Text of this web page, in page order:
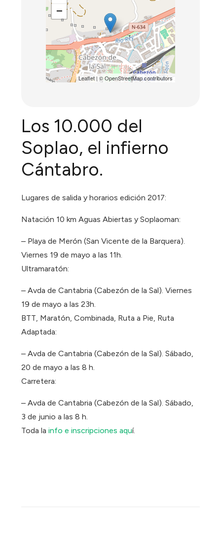
−
Leaflet| ©OpenStreetMapcontributors
Los 10.000 del
Soplao, el infierno
Cántabro.
Lugares de salida y horarios edición 2017:
Natación 10 km Aguas Abiertas y Soplaoman:
– Playa de Merón (San Vicente de la Barquera).
Viernes 19 de mayo a las 11h.
Ultramaratón:
– Avda de Cantabria (Cabezón de la Sal). Viernes
19 de mayo a las 23h.
BTT, Maratón, Combinada, Ruta a Pie, Ruta
Adaptada:
– Avda de Cantabria (Cabezón de la Sal). Sábado,
20 de mayo a las 8 h.
Carretera:
– Avda de Cantabria (Cabezón de la Sal). Sábado,
3 de junio a las 8 h.
Toda lainfo e inscripciones aquí.